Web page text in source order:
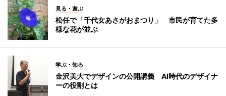
見る・遊ぶ
松任で「千代女あさがおまつり」 市民が育てた多
様な花が並ぶ
学ぶ・知る
金沢美大でデザインの公開講義 AI時代のデザイナ
ーの役割とは